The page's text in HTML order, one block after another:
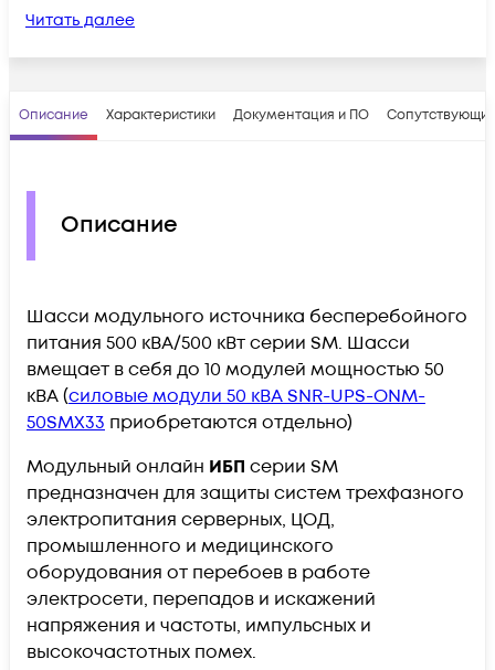
Читать далее
Описание Характеристики Документация и ПО
Описание
Шасси модульного источника бесперебойного
питания 500 кВА/500 кВт серии SМ. Шасси
вмещает в себя до 10 модулей мощностью 50
кВА (cиловые модули 50 кВА SNR-UPS-ONM-
50SMX33 приобретаются отдельно)
Модульный онлайн ИБП серии SM
предназначен для защиты систем трехфазного
электропитания серверных, ЦОД,
промышленного и медицинского
оборудования от перебоев в работе
электросети, перепадов и искажений
напряжения и частоты, импульсных и
высокочастотных помех.